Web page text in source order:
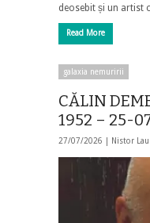
deosebit și un artist
Read More
galaxia nemuririi
CĂLIN
1952 – 25-
27/07/2026 | Nistor